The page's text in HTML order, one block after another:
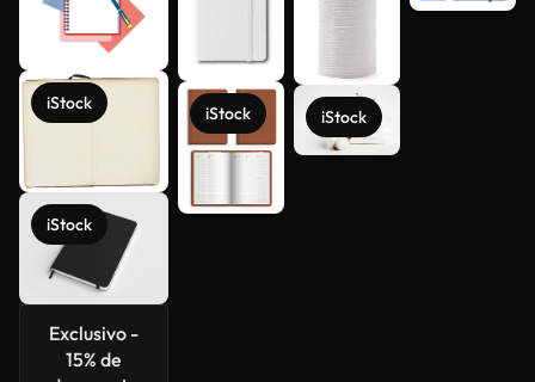
iStock
iStock
Exclusivo -
15% de
iStock iStock